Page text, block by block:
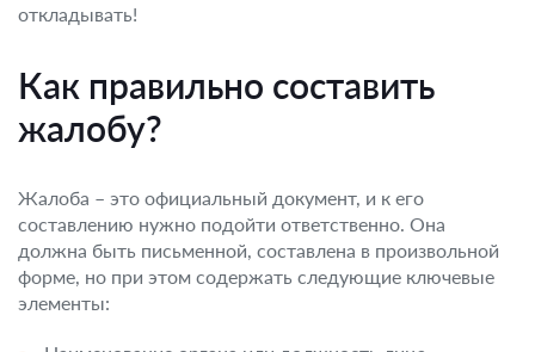
откладывать!
Как правильно составить
жалобу?
Жалоба – это официальный документ, и к его
составлению нужно подойти ответственно. Она
должна быть письменной, составлена в произвольной
форме, но при этом содержать следующие ключевые
элементы: